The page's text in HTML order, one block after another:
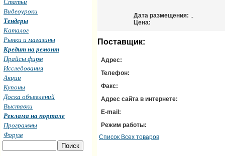
Дата размещения: ..
Цена:
Поставщик:
Адрес:
Телефон:
Факс:
Адрес сайта в интернете:
E-mail:
Режим работы:
Список Всех товаров
Видеоуроки
Тендеры
Каталог
Рынки и магазины
Кредит на ремонт
Прайсы фирм
Исследования
Акции
Купоны
Доска объявлений
Выставки
Реклама на портале
Программы
Форум